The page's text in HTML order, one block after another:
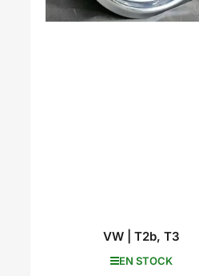
VW | T2b, T3
EN STOCK